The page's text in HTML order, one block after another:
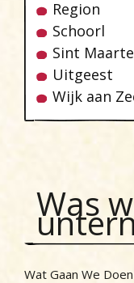
Region
Schoorl
Sint
Uitgeest
Wijk aan
Was
Wat Gaan We